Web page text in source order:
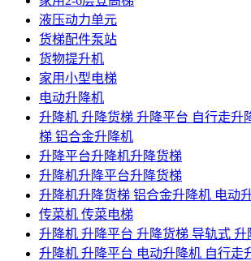
液压动力单元
货梯配件泵站
货物提升机
家用小型电梯
电动升降机
升降机 升降货梯 升降平台 自行走升
梯 铝合金升降机
升降平台升降机升降货梯
升降机升降平台升降货梯
升降机升降货梯 铝合金升降机 电动
传菜机 传菜电梯
升降机 升降平台 升降货梯 导轨式 升
升降机 升降平台 电动升降机 自行走